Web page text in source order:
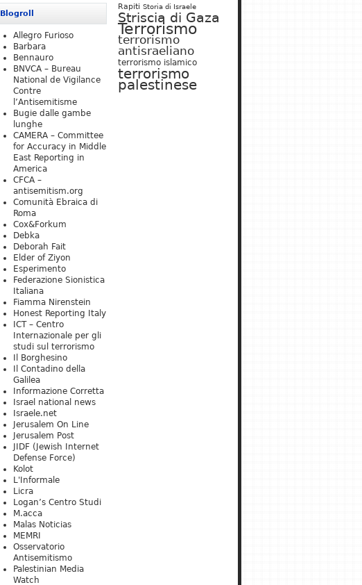
Rapiti Storia di Israele
Striscia di Gaza
Terrorismo
terrorismo
antisraeliano
terrorismo islamico
terrorismo
palestinese
Blogroll
Allegro Furioso
Barbara
Bennauro
BNVCA – Bureau
National de Vigilance
Contre
l’Antisemitisme
Bugie dalle gambe
lunghe
CAMERA – Committee
for Accuracy in Middle
East Reporting in
America
CFCA –
antisemitism.org
Comunità Ebraica di
Roma
Cox&Forkum
Debka
Deborah Fait
Elder of Ziyon
Esperimento
Federazione Sionistica
Italiana
Fiamma Nirenstein
Honest Reporting Italy
ICT – Centro
Internazionale per gli
studi sul terrorismo
Il Borghesino
Il Contadino della
Galilea
Informazione Corretta
Israel national news
Israele.net
Jerusalem On Line
Jerusalem Post
JIDF (Jewish Internet
Defense Force)
Kolot
L'Informale
Licra
Logan’s Centro Studi
M.acca
Malas Noticias
MEMRI
Osservatorio
Antisemitismo
Palestinian Media
Watch